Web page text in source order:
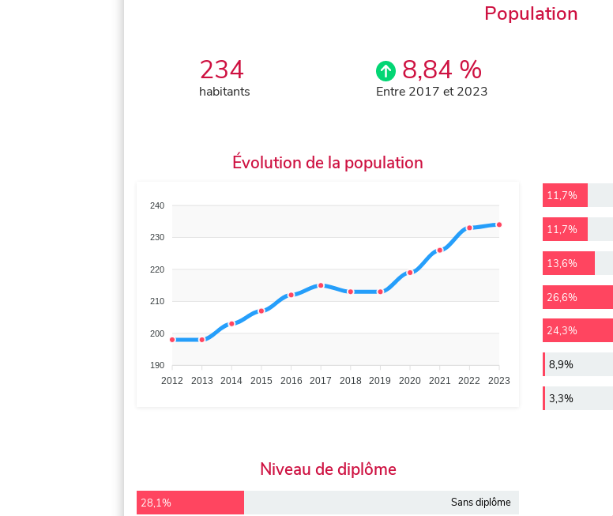
Population
234
habitants
8,84 %
Entre 2017 et 2023
Évolution de la population
240
230
220
210
200
190
2012 2013 2014 2015 2016 2017 2018 2019 2020 2021 2022 2023
11,7%
11,7%
13,6%
26,6%
24,3%
8,9%
3,3%
Niveau de diplôme
28,1% Sans diplôme